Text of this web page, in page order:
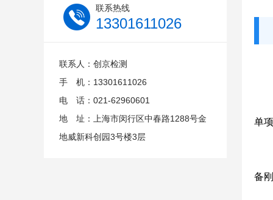
联系热线
13301611026
联系人：创京检测
手 机：13301611026
电 话：021-62960601
地 址：上海市闵行区中春路1288号金
地威新科创园3号楼3层
单
备